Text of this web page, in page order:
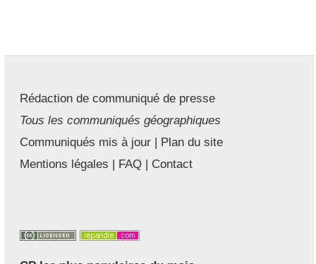
Rédaction de communiqué de presse
Tous les communiqués géographiques
Communiqués mis à jour | Plan du site
Mentions légales | FAQ | Contact